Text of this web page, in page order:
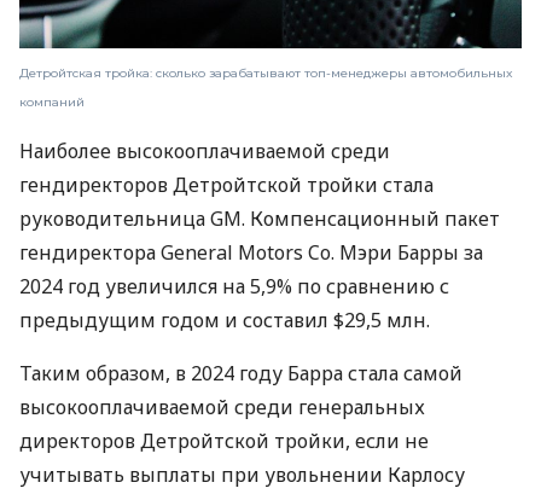
Детройтская тройка: сколько зарабатывают топ-менеджеры автомобильных
компаний
Наиболее высокооплачиваемой среди
гендиректоров Детройтской тройки стала
руководительница GM. Компенсационный пакет
гендиректора General Motors Co. Мэри Барры за
2024 год увеличился на 5,9% по сравнению с
предыдущим годом и составил $29,5 млн.
Таким образом, в 2024 году Барра стала самой
высокооплачиваемой среди генеральных
директоров Детройтской тройки, если не
учитывать выплаты при увольнении Карлосу